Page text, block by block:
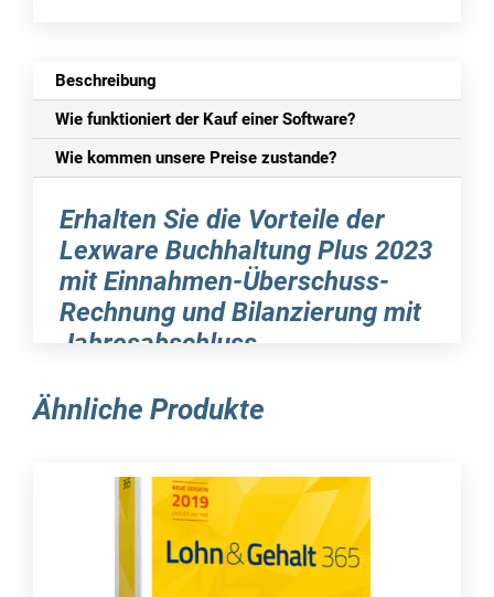
Beschreibung
Wie funktioniert der Kauf einer Software?
Wie kommen unsere Preise zustande?
Erhalten Sie die Vorteile der
Lexware Buchhaltung Plus 2023
mit Einnahmen-Überschuss-
Rechnung und Bilanzierung mit
Jahresabschluss
Es ist nicht notwendig, ein qualifizierter
Bilanzbuchhalter zu sein, um mit der Lexware
Finanzbuchhaltung (Fibu) zu erstellen. Dank der
Lexware Bilanz-Software können Buchungen
einfach und schnell vorgenommen werden. Eine
zusätzliche Bequemlichkeit bietet die
Verwendung bereits vorhandener
Ähnliche Produkte